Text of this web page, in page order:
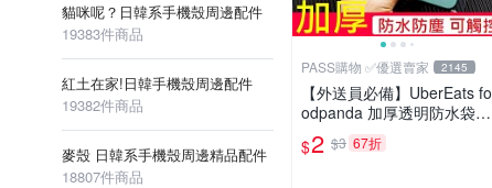
貓咪呢？日韓系手機殼周邊配件
19383件商品
紅土在家!日韓手機殼周邊配件
19382件商品
麥殼 日韓系手機殼周邊精品配件
18807件商品
PASS購物 ✅優選賣家 2145
【外送員必備】UberEats fo
odpanda 加厚透明防水袋
防水手機袋 手機防水袋 夾
鍊袋 口罩加厚透明
$2 $3 67折